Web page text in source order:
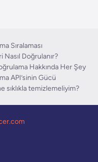
Sıralaması
Doğrulanır?
Hakkında Her Şey
API’sinin Gücü
sıklıkla temizlemeliyim?